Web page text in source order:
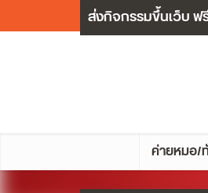
ส่งกิจกรรมขึ้นเว็บ ฟ
ค่ายหมอ/